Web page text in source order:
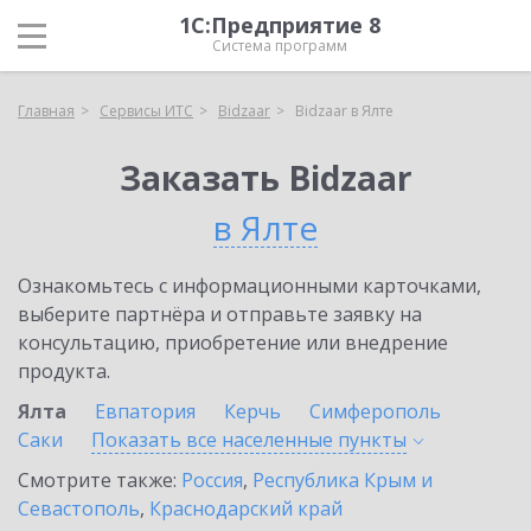
1С:Предприятие 8
Система программ
Главная Сервисы ИТС Bidzaar Bidzaar в Ялте
Заказать Bidzaar
в Ялте
Ознакомьтесь с информационными карточками,
выберите партнёра и отправьте заявку на
консультацию, приобретение или внедрение
продукта.
Ялта
Евпатория Керчь
Симферополь
Саки
Показать все населенные пункты
Смотрите также: Россия, Республика Крым и
Севастополь, Краснодарский край